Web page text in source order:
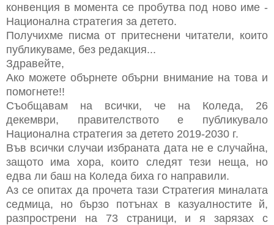
конвенция в момента се пробутва под ново име -
Национална стратегия за детето.
Получихме писма от притеснени читатели, които
публикуваме, без редакция...
Здравейте,
Ако можете обърнете обърни внимание на това и
помогнете!!
Съобщавам на всички, че на Коледа, 26
декември, правителството е публикувало
Национална стратегия за детето 2019-2030 г.
Във всички случаи избраната дата не е случайна,
защото има хора, които следят тези неща, но
едва ли баш на Коледа биха го направили.
Аз се опитах да прочета тази Стратегия миналата
седмица, но бързо потънах в казуалностите й,
разпрострени на 73 страници, и я зарязах с